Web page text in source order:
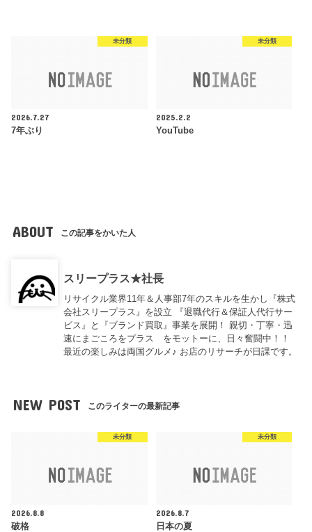
未分類
2026.7.27
7年ぶり
未分類
2025.2.2
YouTube
ABOUT この記事をかいた人
スリープラス★社長
リサイクル業界11年＆人事部7年のスキルを生かし『株式
会社スリープラス』を設立 『退職代行＆保証人代行サー
ビス』と『ブランド買取』事業を展開！ 親切・丁寧・迅
速にまごころをプラス をモットーに、日々奮闘中！！
最近の楽しみは両国グルメ♪ お店のリサーチが日課です。
NEW POST このライターの最新記事
未分類
2026.8.8
破格
未分類
2026.8.7
日本の夏